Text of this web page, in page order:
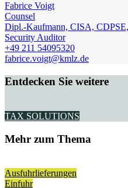
Fabrice Voigt
Counsel
Dipl.-Kaufmann, CISA,
Security Auditor
+49 211 54095320
fabrice.voigt@kmlz.de
Entdecken Sie weitere
TAX SOLUTIONS
Mehr zum Thema
Ausfuhrlieferungen
Einfuhr